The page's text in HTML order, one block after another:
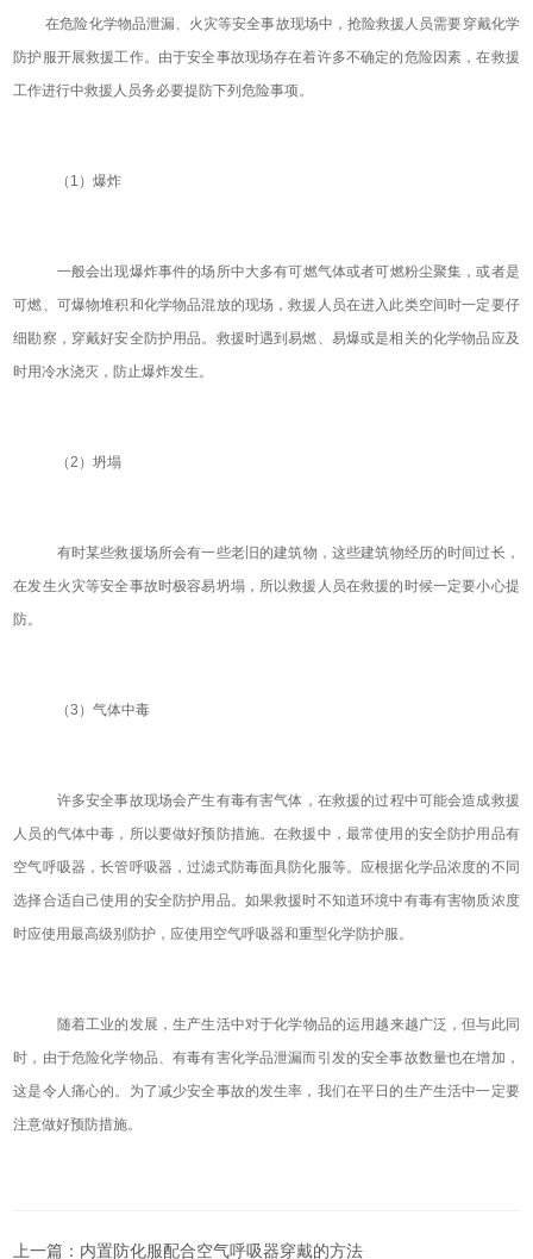
在危险化学物品泄漏、火灾等安全事故现场中，抢险救援人员需要穿戴化学
防护服开展救援工作。由于安全事故现场存在着许多不确定的危险因素，在救援
工作进行中救援人员务必要提防下列危险事项。
（1）爆炸
一般会出现爆炸事件的场所中大多有可燃气体或者可燃粉尘聚集，或者是
可燃、可爆物堆积和化学物品混放的现场，救援人员在进入此类空间时一定要仔
细勘察，穿戴好安全防护用品。救援时遇到易燃、易爆或是相关的化学物品应及
时用冷水浇灭，防止爆炸发生。
（2）坍塌
有时某些救援场所会有一些老旧的建筑物，这些建筑物经历的时间过长，
在发生火灾等安全事故时极容易坍塌，所以救援人员在救援的时候一定要小心提
防。
（3）气体中毒
许多安全事故现场会产生有毒有害气体，在救援的过程中可能会造成救援
人员的气体中毒，所以要做好预防措施。在救援中，最常使用的安全防护用品有
空气呼吸器，长管呼吸器，过滤式防毒面具防化服等。应根据化学品浓度的不同
选择合适自己使用的安全防护用品。如果救援时不知道环境中有毒有害物质浓度
时应使用最高级别防护，应使用空气呼吸器和重型化学防护服。
随着工业的发展，生产生活中对于化学物品的运用越来越广泛，但与此同
时，由于危险化学物品、有毒有害化学品泄漏而引发的安全事故数量也在增加，
这是令人痛心的。为了减少安全事故的发生率，我们在平日的生产生活中一定要
注意做好预防措施。
上一篇： 内置防化服配合空气呼吸器穿戴的方法